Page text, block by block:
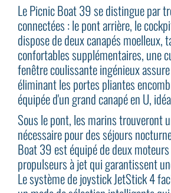
Le Picnic Boat 39 se distingue par
connectées : le pont arrière, le
dispose de deux canapés
confortables supplémentaires, une
fenêtre coulissante ingénieux
éliminant les portes pliantes
équipée d'un grand canapé en U,
Sous le pont, les marins trouveront
nécessaire pour des séjours
Boat 39 est équipé de deux
propulseurs à jet qui garantissent
Le système de joystick JetStick 4